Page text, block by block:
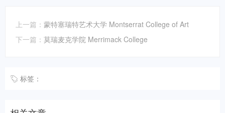
上一篇： 蒙特塞瑞特艺术大学 Montserrat College of Art
下一篇： 莫瑞麦克学院 Merrimack College
标签：